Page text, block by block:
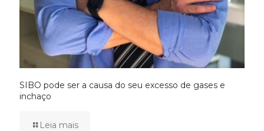
SIBO pode ser a causa do seu excesso de gases e
inchaço
Leia mais